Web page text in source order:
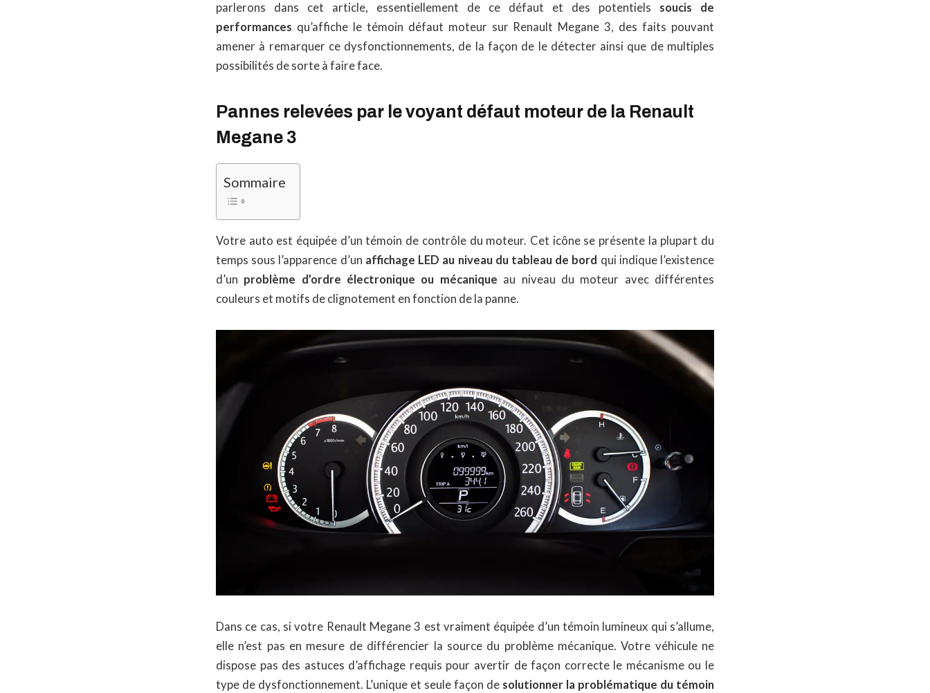
parlerons dans cet article, essentiellement de ce défaut et des potentiels soucis de
performances qu’affiche le témoin défaut moteur sur Renault Megane 3, des faits pouvant
amener à remarquer ce dysfonctionnements, de la façon de le détecter ainsi que de multiples
possibilités de sorte à faire face.
Pannes relevées par le voyant défaut moteur de la Renault
Megane 3
Sommaire
Votre auto est équipée d’un témoin de contrôle du moteur. Cet icône se présente la plupart du
temps sous l’apparence d’un affichage LED au niveau du tableau de bord qui indique l’existence
d’un problème d’ordre électronique ou mécanique au niveau du moteur avec différentes
couleurs et motifs de clignotement en fonction de la panne.
Dans ce cas, si votre Renault Megane 3 est vraiment équipée d’un témoin lumineux qui s’allume,
elle n’est pas en mesure de différencier la source du problème mécanique. Votre véhicule ne
dispose pas des astuces d’affichage requis pour avertir de façon correcte le mécanisme ou le
type de dysfonctionnement. L’unique et seule façon de solutionner la problématique du témoin